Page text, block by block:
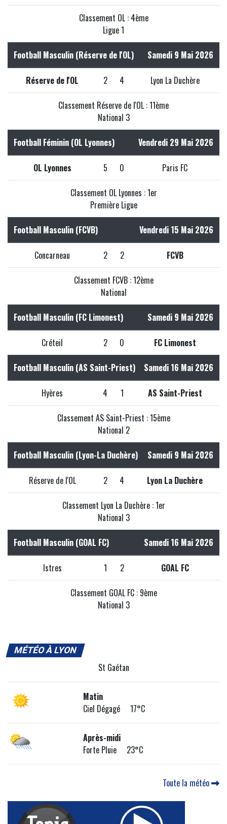
Classement OL : 4ème
Ligue 1
Football Masculin (Réserve de l'OL) Samedi 9 Mai 2026
Réserve de l'OL 2 4 Lyon La Duchère
Classement Réserve de l'OL : 11ème
National 3
Football Féminin (OL Lyonnes) Vendredi 29 Mai 2026
OL Lyonnes 5 0 Paris FC
Classement OL Lyonnes : 1er
Première Ligue
Football Masculin (FCVB) Vendredi 15 Mai 2026
Concarneau 2 2 FCVB
Classement FCVB : 12ème
National
Football Masculin (FC Limonest) Samedi 9 Mai 2026
Créteil 2 0 FC Limonest
Football Masculin (AS Saint-Priest) Samedi 16 Mai 2026
Hyères 4 1 AS Saint-Priest
Classement AS Saint-Priest : 15ème
National 2
Football Masculin (Lyon-La Duchère) Samedi 9 Mai 2026
Réserve de l'OL 2 4 Lyon La Duchère
Classement Lyon La Duchère : 1er
National 3
Football Masculin (GOAL FC) Samedi 16 Mai 2026
Istres 1 2 GOAL FC
Classement GOAL FC : 9ème
National 3
MÉTÉO À LYON
St Gaétan
Matin
Ciel Dégagé 17°C
Après-midi
Forte Pluie 23°C
Toute la météo